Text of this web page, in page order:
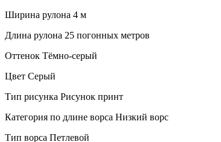
Ширина рулона 4 м
Длина рулона 25 погонных метров
Оттенок Тёмно-серый
Цвет Серый
Тип рисунка Рисунок принт
Категория по длине ворса Низкий ворс
Тип ворса Петлевой